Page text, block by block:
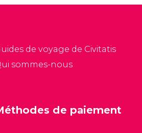
surprenant.
de voyage de Civitatis
sommes-nous
de paiement